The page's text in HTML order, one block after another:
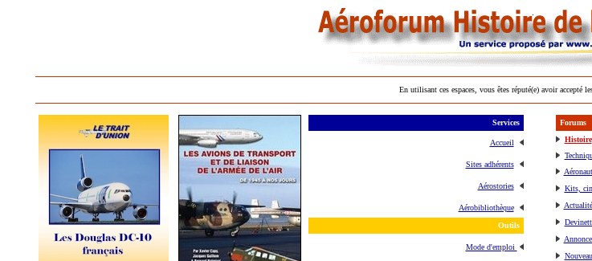
En utilisant ces espaces, vous êtes réputé(e) avoir accepté
Services
Accueil
Sites adhérents
Aérostories
Aérobibliothèque
Outils
Mode d'emploi
Forums
Histoire
Kits,
Actualité